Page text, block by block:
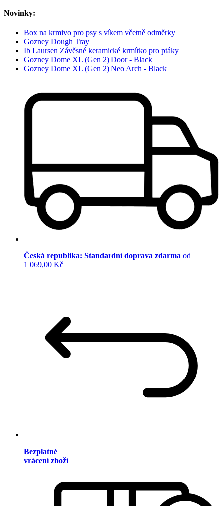
Novinky:
Box na krmivo pro psy s víkem včetně odměrky
Gozney Dough Tray
Ib Laursen Závěsné keramické krmítko pro ptáky
Gozney Dome XL (Gen 2) Door - Black
Gozney Dome XL (Gen 2) Neo Arch - Black
Česká republika: Standardní doprava zdarma od
1 069,00 Kč
Bezplatné
vrácení zboží